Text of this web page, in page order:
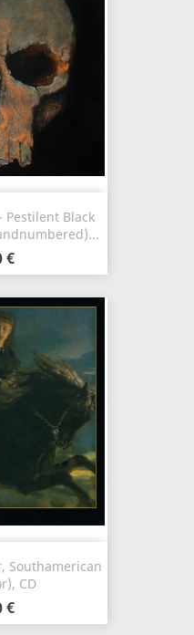
Pestilent Black
€
Southamerican
CD
€